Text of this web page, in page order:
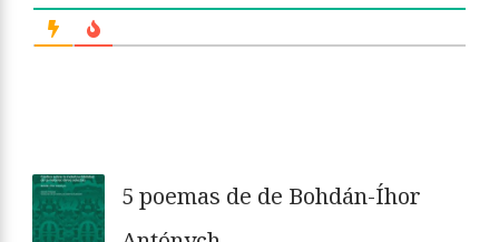
5 poemas de de Bohdán-Íhor